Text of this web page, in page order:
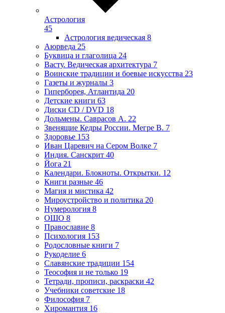
Астрология
45
Астрология ведическая 8
Аюрведа 25
Буквица и глаголица 24
Васту. Ведическая архитектура 7
Воинские традиции и боевые искусства 23
Газеты и журналы 3
Гиперборея, Атлантида 20
Детские книги 63
Диски CD / DVD 18
Дольмены. Саврасов А. 22
Звенящие Кедры России. Мегре В. 7
Здоровье 153
Иван Царевич на Сером Волке 7
Индия. Санскрит 40
Йога 21
Календари. Блокноты. Открытки. 12
Книги разные 46
Магия и мистика 42
Мироустройство и политика 20
Нумерология 8
ОШО 8
Православие 8
Психология 153
Родословные книги 7
Рукоделие 6
Славянские традиции 154
Теософия и не только 19
Тетради, прописи, раскраски 42
Учебники советские 18
Философия 7
Хиромантия 16